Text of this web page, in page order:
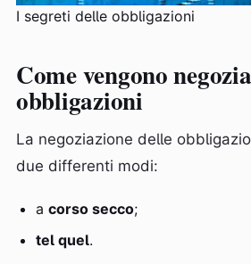
I segreti delle obbligazioni
Come vengono
obbligazioni
La negoziazione delle
due differenti modi:
a corso secco;
tel quel.